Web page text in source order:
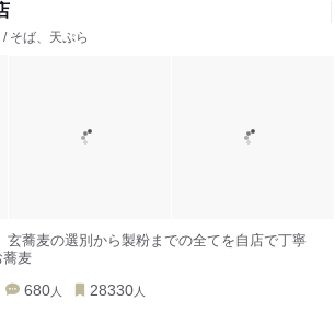
そば、天ぷら
玄蕎麦の選別から製粉までの全てを自店で丁寧
蕎麦
680 人 28330 人